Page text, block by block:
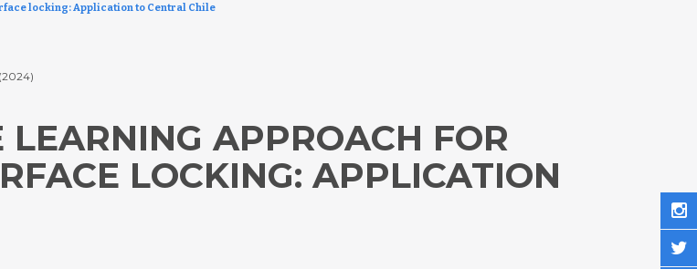
locking: Application to Central Chile
APPROACH FOR
LOCKING: APPLICATION